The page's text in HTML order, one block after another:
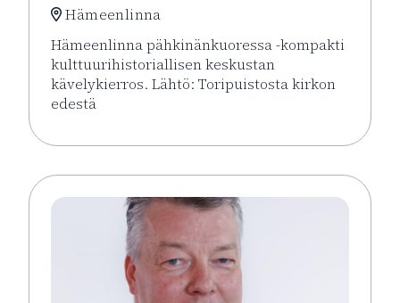
Hämeenlinna
Hämeenlinna pähkinänkuoressa -kompakti
kulttuurihistoriallisen keskustan
kävelykierros. Lähtö: Toripuistosta kirkon
edestä
Lue lisää tapahtumasta Hämeenlinna